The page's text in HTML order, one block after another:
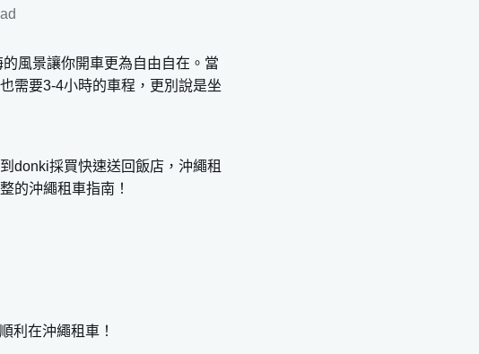
風景讓你開車更為自由自在。當
需要3-4小時的車程，更別說是坐
donki採買快速送回飯店，沖繩租
的沖繩租車指南！
利在沖繩租車！